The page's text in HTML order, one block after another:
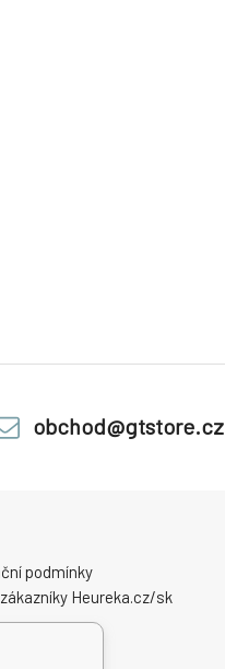
obchod@gtstore.cz
podmínky
Heureka.cz/sk